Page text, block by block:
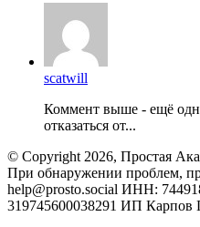
scatwill
Коммент выше - ещё
отказаться от...
© Copyright 2026, Простая
При обнаружении проблем,
help@prosto.social ИНН:
319745600038291 ИП Карпов